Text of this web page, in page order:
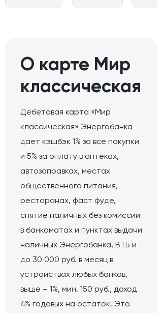
О карте Мир
классическая
Дебетовая карта «Мир
классическая» Энергобанка
дает кэшбэк 1% за все покупки
и 5% за оплату в аптеках,
автозаправках, местах
общественного питания,
ресторанах, фаст фуде,
снятие наличных без комиссии
в банкоматах и пунктах выдачи
наличных Энергобанка, ВТБ и
до 30 000 руб. в месяц в
устройствах любых банков,
выше – 1%, мин. 150 руб., доход
4% годовых на остаток. Это